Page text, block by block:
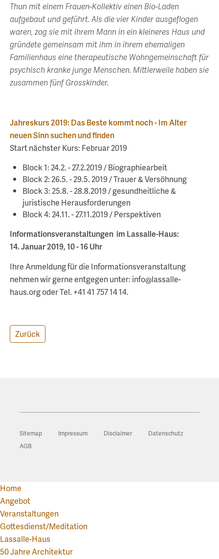
Thun mit einem Frauen-Kollektiv einen Bio-Laden
aufgebaut und geführt. Als die vier Kinder ausgeflogen
waren, zog sie mit ihrem Mann in ein kleineres Haus und
gründete gemeinsam mit ihm in ihrem ehemaligen
Familienhaus eine therapeutische Wohngemeinschaft für
psychisch kranke junge Menschen. Mittlerweile haben sie
zusammen fünf Grosskinder.
Jahreskurs 2019: Das Beste kommt noch - Im Alter
neuen Sinn suchen und finden
Start nächster Kurs: Februar 2019
Block 1: 24.2. - 27.2.2019 / Biographiearbeit
Block 2: 26.5. - 29.5. 2019 / Trauer & Versöhnung
Block 3: 25.8. - 28.8.2019 / gesundheitliche &
juristische Herausforderungen
Block 4: 24.11. - 27.11.2019 / Perspektiven
Informationsveranstaltungen im Lassalle-Haus:
14. Januar 2019, 10 - 16 Uhr
Ihre Anmeldung für die Informationsveranstaltung
nehmen wir gerne entgegen unter: info@lassalle-
haus.org oder Tel. +41 41 757 14 14.
Zurück
Sitemap Impressum Disclaimer
Datenschutz
AGB
Home
Angebot
Veranstaltungen
Gottesdienst/Meditation
Lassalle-Haus
50 Jahre Architektur